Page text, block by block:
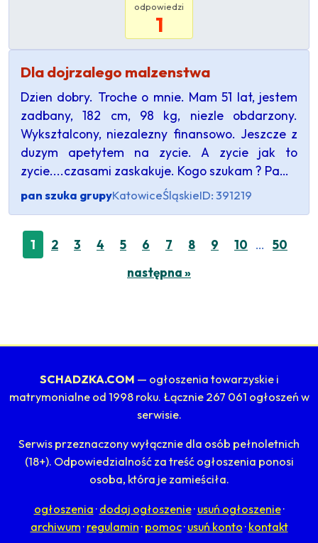
odpowiedzi
1
Dla dojrzalego malzenstwa
Dzien dobry. Troche o mnie. Mam 51 lat, jestem
zadbany, 182 cm, 98 kg, niezle obdarzony.
Wyksztalcony, niezalezny finansowo. Jeszcze z
duzym apetytem na zycie. A zycie jak to
zycie....czasami zaskakuje. Kogo szukam ? Pa…
pan szuka grupyKatowiceŚląskieID: 391219
1 2 3 4 5 6 7 8 9 10 …
50
następna »
SCHADZKA.COM — ogłoszenia towarzyskie i
matrymonialne od 1998 roku. Łącznie 267 061 ogłoszeń w
serwisie.
Serwis przeznaczony wyłącznie dla osób pełnoletnich
(18+). Odpowiedzialność za treść ogłoszenia ponosi
osoba, która je zamieściła.
ogłoszenia · dodaj ogłoszenie· usuń ogłoszenie·
archiwum · regulamin · pomoc· usuń konto · kontakt